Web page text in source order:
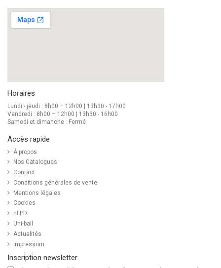
Horaires
Lundi - jeudi : 8h00 – 12h00 | 13h30 - 17h00
Vendredi : 8h00 – 12h00 | 13h30 - 16h00
Samedi et dimanche : Fermé
Accès rapide
À propos
Nos Catalogues
Contact
Conditions générales de vente
Mentions légales
Cookies
nLPD
Uni-ball
Actualités
Impressum
Inscription newsletter